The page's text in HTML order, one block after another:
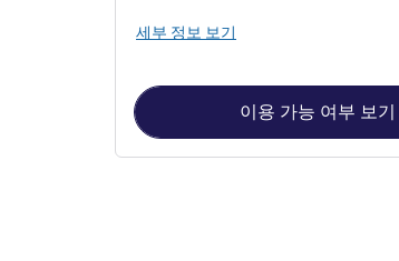
세부 정보 보기
이용 가능 여부 보기